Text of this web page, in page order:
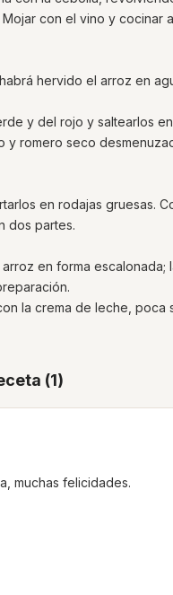
con el vino y cocinar
hervido el arroz en
y del rojo y saltearlos
y romero seco
en rodajas gruesas.
dos partes.
en forma
la crema de leche, poca
(1)
muchas felicidades.